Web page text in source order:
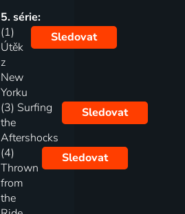
5. série:
(1)
Útěk
z
New
Yorku
Sledovat
(3) Surfing
the
Aftershocks
Sledovat
(4)
Thrown
from
the
Sledovat